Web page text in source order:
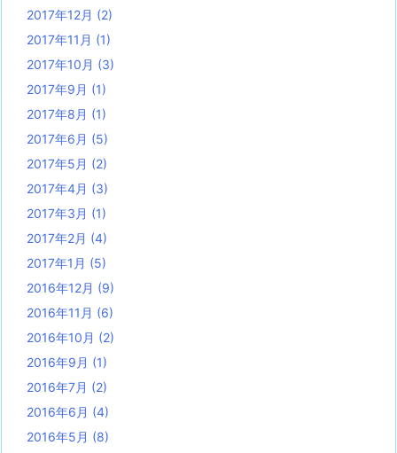
2017年12月 (2)
2017年11月 (1)
2017年10月 (3)
2017年9月 (1)
2017年8月 (1)
2017年6月 (5)
2017年5月 (2)
2017年4月 (3)
2017年3月 (1)
2017年2月 (4)
2017年1月 (5)
2016年12月 (9)
2016年11月 (6)
2016年10月 (2)
2016年9月 (1)
2016年7月 (2)
2016年6月 (4)
2016年5月 (8)